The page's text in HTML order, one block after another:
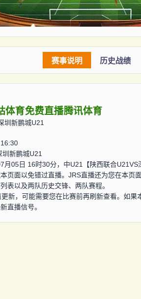
赛事说明 历史战绩
体育 免费直播 腾讯体育
圳新鹏城U21
圳新鹏城U21
月05日 16时30分，中U21【陕西联合
页面以免错过直播。JRS直播还为您在本页
表以及两队历史交锋、两队赛程。
更新，可能需要您在比赛前再刷新查看。如
直播信号。